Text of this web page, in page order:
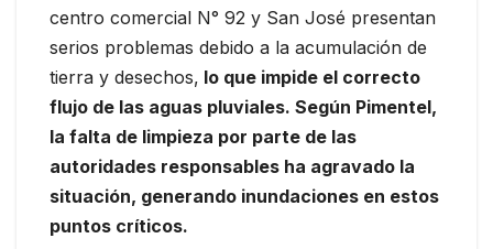
centro comercial N° 92 y San José presentan
serios problemas debido a la acumulación de
tierra y desechos, lo que impide el correcto
flujo de las aguas pluviales. Según Pimentel,
la falta de limpieza por parte de las
autoridades responsables ha agravado la
situación, generando inundaciones en estos
puntos críticos.